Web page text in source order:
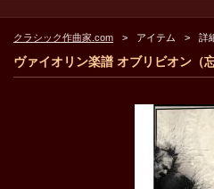
クラシック作曲家.com アイテム 詳
ヴァイオリン楽譜 オブリビオン（